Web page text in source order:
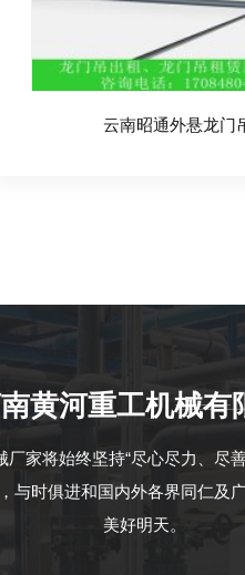
云南昭通外悬龙门
黄河重工机械有
厂家将始终坚持“尽心尽力、尽
与时俱进和国内外各界同仁及
美好明天。